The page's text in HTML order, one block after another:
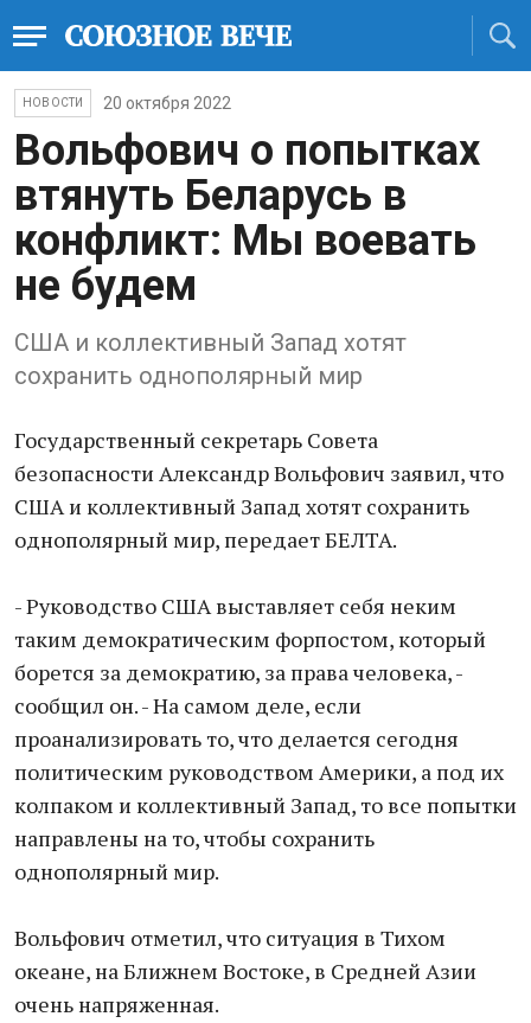
НОВОСТИ 20 октября 2022
Вольфович о попытках
втянуть Беларусь в
конфликт: Мы воевать
не будем
США и коллективный Запад хотят
сохранить однополярный мир
Государственный секретарь Совета
безопасности Александр Вольфович заявил, что
США и коллективный Запад хотят сохранить
однополярный мир, передает БЕЛТА.
- Руководство США выставляет себя неким
таким демократическим форпостом, который
борется за демократию, за права человека, -
сообщил он. - На самом деле, если
проанализировать то, что делается сегодня
политическим руководством Америки, а под их
колпаком и коллективный Запад, то все попытки
направлены на то, чтобы сохранить
однополярный мир.
Вольфович отметил, что ситуация в Тихом
океане, на Ближнем Востоке, в Средней Азии
очень напряженная.